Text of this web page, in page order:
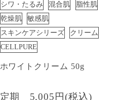
シワ・たるみ
混合肌
脂性肌
乾燥肌
敏感肌
スキンケアシリーズ
クリーム
CELLPURE
ホワイトクリーム 50g
定期
5,005円(税込)